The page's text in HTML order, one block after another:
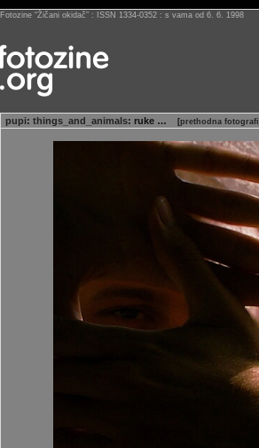
Fotozine “Žičani okidač” : ISSN 1334-0352 : s vama od 6. 6. 1998
pupi: things_and_animals: ruke … [prethodna